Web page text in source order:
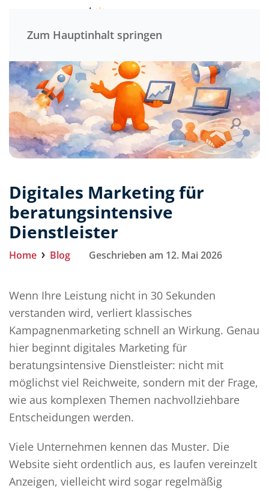
Zum Hauptinhalt springen
Digitales Marketing für
beratungsintensive
Dienstleister
Home Blog Geschrieben am 12. Mai 2026
Wenn Ihre Leistung nicht in 30 Sekunden
verstanden wird, verliert klassisches
Kampagnenmarketing schnell an Wirkung. Genau
hier beginnt digitales Marketing für
beratungsintensive Dienstleister: nicht mit
möglichst viel Reichweite, sondern mit der Frage,
wie aus komplexen Themen nachvollziehbare
Entscheidungen werden.
Viele Unternehmen kennen das Muster. Die
Website sieht ordentlich aus, es laufen vereinzelt
Anzeigen, vielleicht wird sogar regelmäßig